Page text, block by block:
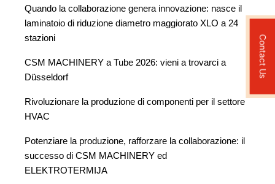
Quando la collaborazione genera innovazione: nasce il
laminatoio di riduzione diametro maggiorato XLO a 24
stazioni
CSM MACHINERY a Tube 2026: vieni a trovarci a
Düsseldorf
Rivoluzionare la produzione di componenti per il settore
HVAC
Potenziare la produzione, rafforzare la collaborazione: il
successo di CSM MACHINERY ed
ELEKTROTERMIJA
Contact Us